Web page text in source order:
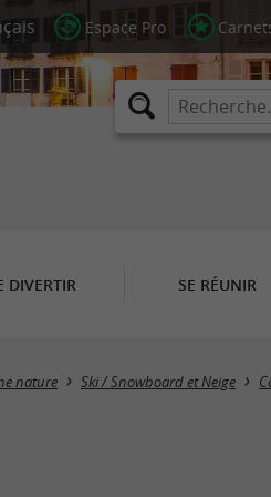
Espace Pro
DIVERTIR SE RÉUNIR
nature Ski / Snowboard et Neige